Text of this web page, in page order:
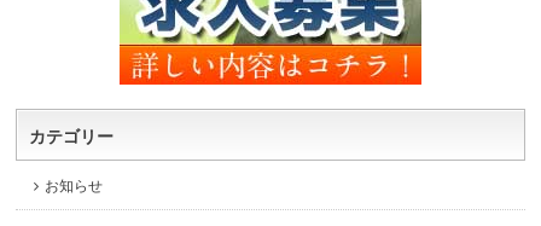
カテゴリー
お知らせ